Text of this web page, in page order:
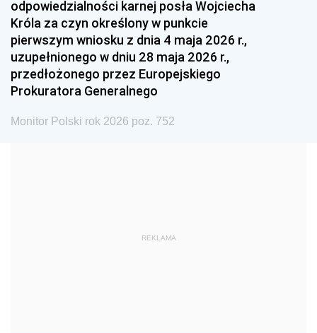
1987 1986 1985
1984 1983 1982
1981 1980 1979
1978 1977
1975 1974
1959
odpowiedzialności karnej posła Wojciecha
Króla za czyn określony w punkcie
pierwszym wniosku z dnia 4 maja 2026 r.,
uzupełnionego w dniu 28 maja 2026 r.,
przedłożonego przez Europejskiego
Prokuratora Generalnego
Monitor Polski rok 2026 poz. 752
REKLAMA